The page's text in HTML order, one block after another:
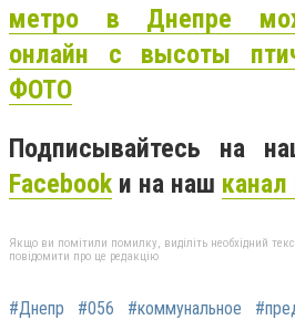
метро в Днепре
онлайн с высоты
ФОТО
Подписывайтесь на
Facebook и на наш канал
Якщо ви помітили помилку, виділіть необхідний
повідомити про це редакцію
#Днепр #056 #коммунальное